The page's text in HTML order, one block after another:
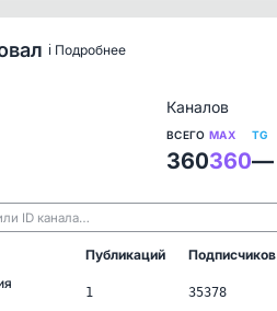
ℹ️ Подробнее
Каналов
ВСЕГО
360
MAX
360
TG
—
ID канала…
Публикаций Подписчиков
1 35378